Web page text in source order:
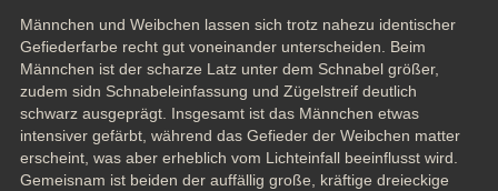
Männchen und Weibchen lassen sich trotz nahezu identischer
Gefiederfarbe recht gut voneinander unterscheiden. Beim
Männchen ist der scharze Latz unter dem Schnabel größer,
zudem sidn Schnabeleinfassung und Zügelstreif deutlich
schwarz ausgeprägt. Insgesamt ist das Männchen etwas
intensiver gefärbt, während das Gefieder der Weibchen matter
erscheint, was aber erheblich vom Lichteinfall beeinflusst wird.
Gemeisnam ist beiden der auffällig große, kräftige dreieckige